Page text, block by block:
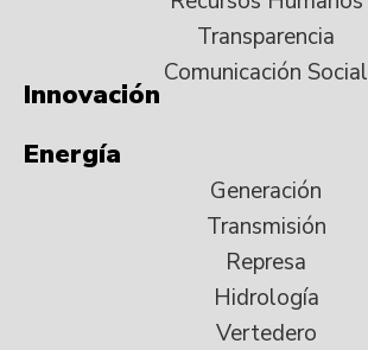
Transparencia
Comunicación Social
Innovación
Energía
Generación
Transmisión
Represa
Hidrología
Vertedero